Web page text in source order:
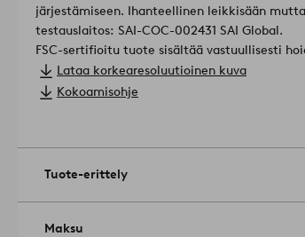
järjestämiseen. Ihanteellinen leikkisään
testauslaitos: SAI-COC-002431 SAI Global.
FSC-sertifioitu tuote sisältää vastuullisesti
otettu huomioon ihmiset ja ympäristö.
Kokoonpano-ohjeet mukana.Hoito-ohjeet:
1818252-02-0
Lataa korkearesoluutioinen kuva
Kokoamisohje
Tuote-erittely
Maksu